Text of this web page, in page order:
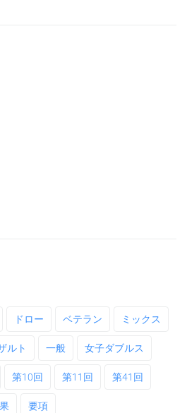
ドロー ベテラン ミックス
ルト 一般 女子ダブルス
第10回 第11回 第41回
要項